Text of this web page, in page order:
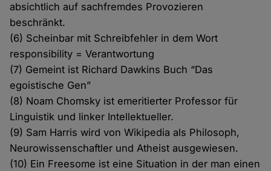
absichtlich auf sachfremdes Provozieren
beschränkt.
(6) Scheinbar mit Schreibfehler in dem Wort
responsibility = Verantwortung
(7) Gemeint ist Richard Dawkins Buch “Das
egoistische Gen”
(8) Noam Chomsky ist emeritierter Professor für
Linguistik und linker Intellektueller.
(9) Sam Harris wird von Wikipedia als Philosoph,
Neurowissenschaftler und Atheist ausgewiesen.
​(10) Ein Freesome ist eine Situation in der man einen